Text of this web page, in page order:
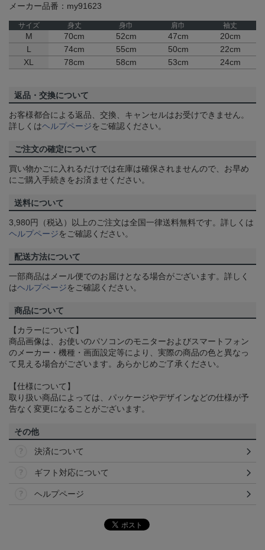
メーカー品番：my91623
サイズ 身丈 身巾 肩巾 袖丈
M 70cm 52cm 47cm
20cm
L
74cm 55cm 50cm
22cm
XL
78cm 58cm 53cm 24cm
返品・交換について
お客様都合による返品、交換、キャンセルはお受けできません。
詳しくはヘルプページをご確認ください。
ご注文の確定について
買い物かごに入れるだけでは在庫は確保されませんので、お早め
にご購入手続きをお済ませください。
送料について
3,980円（税込）以上のご注文は全国一律送料無料です。詳しくは
ヘルプページをご確認ください。
配送方法について
一部商品はメール便でのお届けとなる場合がございます。詳しく
はヘルプページをご確認ください。
商品について
【カラーについて】
商品画像は、お使いのパソコンのモニターおよびスマートフォン
のメーカー・機種・画面設定等により、実際の商品の色と異なっ
て見える場合がございます。あらかじめご了承ください。
【仕様について】
取り扱い商品によっては、パッケージやデザインなどの仕様が予
告なく変更になることがございます。
その他
決済について
ギフト対応について
ヘルプページ